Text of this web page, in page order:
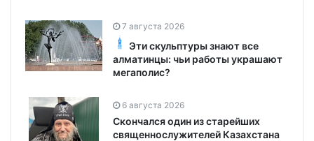
7 августа 2026
Эти скульптуры знают все
алматинцы: чьи работы украшают
мегаполис?
6 августа 2026
Скончался один из старейших
священнослужителей Казахстана